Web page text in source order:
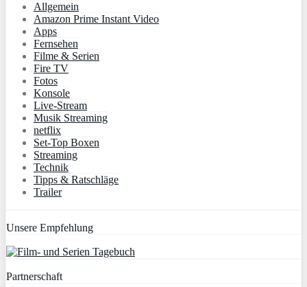
Allgemein
Amazon Prime Instant Video
Apps
Fernsehen
Filme & Serien
Fire TV
Fotos
Konsole
Live-Stream
Musik Streaming
netflix
Set-Top Boxen
Streaming
Technik
Tipps & Ratschläge
Trailer
Unsere Empfehlung
Partnerschaft